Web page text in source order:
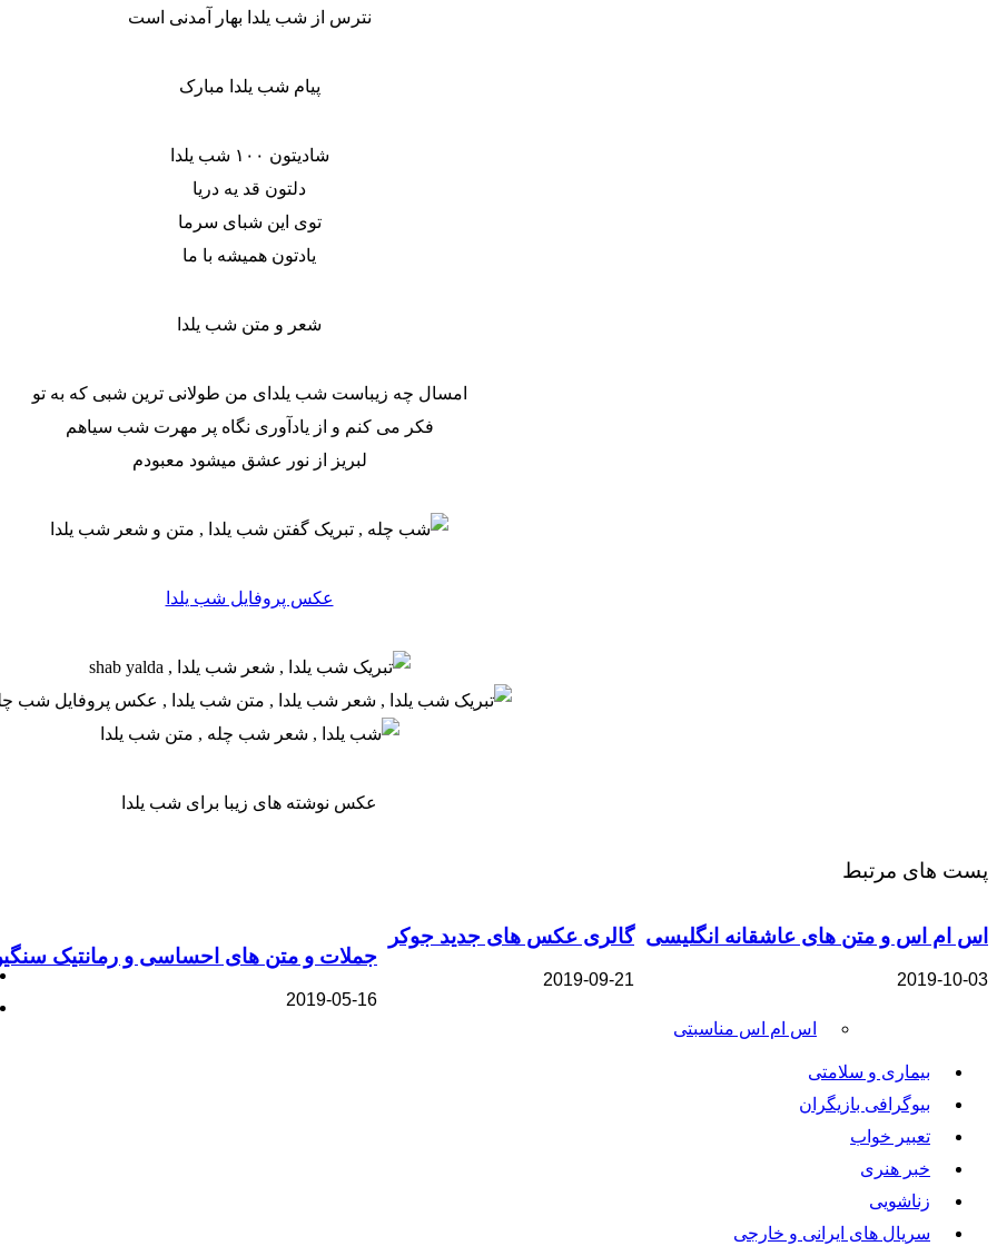
نترس از شب یلدا بهار آمدنی است
پیام شب یلدا مبارک
شادیتون ۱۰۰ شب یلدا
دلتون قد یه دریا
توی این شبای سرما
یادتون همیشه با ما
شعر و متن شب یلدا
امسال چه زیباست شب یلدای من طولانی ترین شبی که به تو
فکر می کنم و از یادآوری نگاه پر مهرت شب سیاهم
لبریز از نور عشق میشود معبودم
عکس پروفایل شب یلدا
عکس نوشته های زیبا برای شب یلدا
پست های مرتبط
اس ام اس و متن های عاشقانه انگلیسی
2019-10-03
گالری عکس های جدید جوکر
2019-09-21
جملات و متن های احساسی و رمانتیک
2019-05-16
اس ام اس مناسبتی
بیماری و سلامتی
بیوگرافی بازیگران
تعبیر خواب
خبر هنری
زناشویی
سریال های ایرانی و خارجی